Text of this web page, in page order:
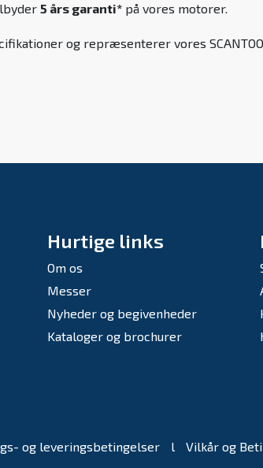
5 års garanti* på vores motorer.
og repræsenterer vores
Hurtige links
Om os
Messer
Nyheder og begivenheder
Kataloger og brochurer
og leveringsbetingelser l Vilkår og